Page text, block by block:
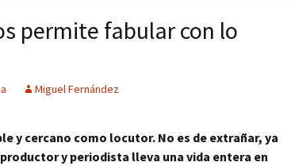
permite fabular con lo
Miguel Fernández
y cercano como locutor. No es de extrañar, ya
y periodista lleva una vida entera en